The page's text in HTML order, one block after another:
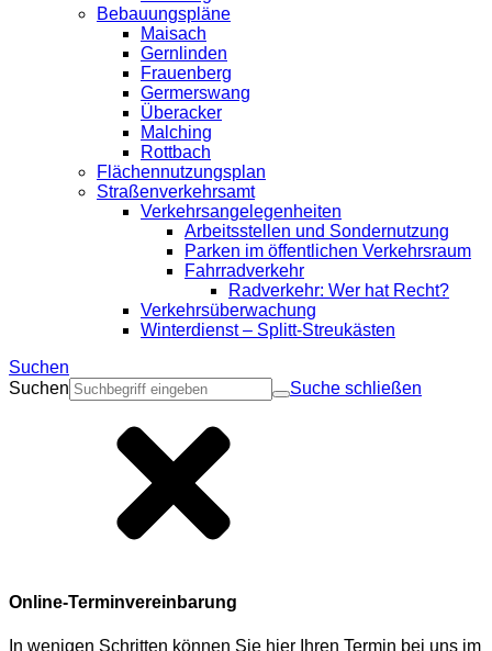
Bebauungspläne
Maisach
Gernlinden
Frauenberg
Germerswang
Überacker
Malching
Rottbach
Flächennutzungsplan
Straßenverkehrsamt
Verkehrsangelegenheiten
Arbeitsstellen und Sondernutzung
Parken im öffentlichen Verkehrsraum
Fahrradverkehr
Radverkehr: Wer hat Recht?
Verkehrsüberwachung
Winterdienst – Splitt-Streukästen
Suchen
Suchen
Suche schließen
Online-Terminvereinbarung
In wenigen Schritten können Sie hier Ihren Termin bei uns im